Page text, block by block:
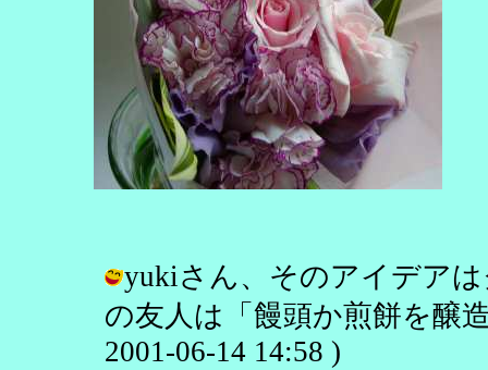
yukiさん、そのアイデア
の友人は「饅頭か煎餅を醸
2001-06-14 14:58 )